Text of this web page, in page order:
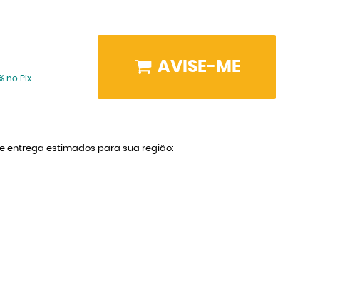
no Pix
AVISE-ME
entrega estimados para sua região: